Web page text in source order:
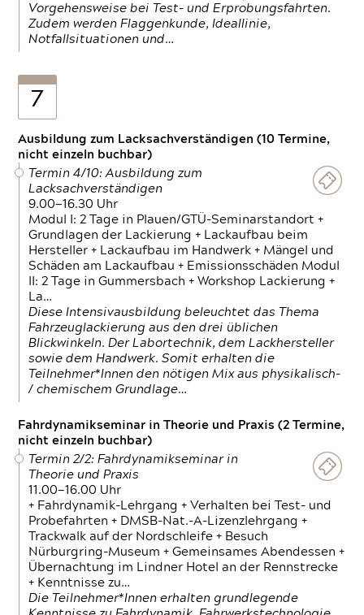
Vorgehensweise bei Test- und Erprobungsfahrten.
Zudem werden Flaggenkunde, Ideallinie,
Notfallsituationen und…
7
Ausbildung zum Lacksachverständigen (10 Termine,
nicht einzeln buchbar)
Termin 4/10: Ausbildung zum
Lacksachverständigen
9.00—16.30 Uhr
Modul I: 2 Tage in Plauen/GTÜ-Seminarstandort +
Grundlagen der Lackierung + Lackaufbau beim
Hersteller + Lackaufbau im Handwerk + Mängel und
Schäden am Lackaufbau + Emissionsschäden Modul
II: 2 Tage in Gummersbach + Workshop Lackierung +
La…
Diese Intensivausbildung beleuchtet das Thema
Fahrzeuglackierung aus den drei üblichen
Blickwinkeln. Der Labortechnik, dem Lackhersteller
sowie dem Handwerk. Somit erhalten die
Teilnehmer*Innen den nötigen Mix aus physikalisch-
/ chemischem Grundlage…
Fahrdynamikseminar in Theorie und Praxis (2 Termine,
nicht einzeln buchbar)
Termin 2/2: Fahrdynamikseminar in
Theorie und Praxis
11.00—16.00 Uhr
+ Fahrdynamik-Lehrgang + Verhalten bei Test- und
Probefahrten + DMSB-Nat.-A-Lizenzlehrgang +
Trackwalk auf der Nordschleife + Besuch
Nürburgring-Museum + Gemeinsames Abendessen +
Übernachtung im Lindner Hotel an der Rennstrecke
+ Kenntnisse zu…
Die Teilnehmer*Innen erhalten grundlegende